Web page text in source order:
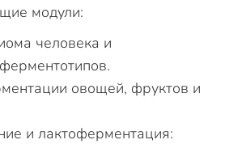
модули:
человека и
овощей, фруктов и
и лактоферментация: